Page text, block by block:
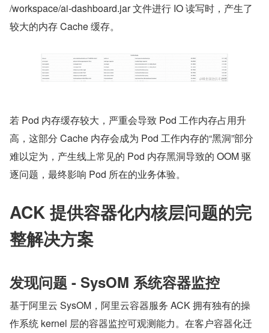
/workspace/ai-dashboard.jar 文件进行 IO 读写时，产生了
较大的内存 Cache 缓存。
若 Pod 内存缓存较大，严重会导致 Pod 工作内存占用升
高，这部分 Cache 内存会成为 Pod 工作内存的“黑洞”部分
难以定为，产生线上常见的 Pod 内存黑洞导致的 OOM 驱
逐问题，最终影响 Pod 所在的业务体验。
ACK 提供容器化内核层问题的完
整解决方案
发现问题 - SysOM 系统容器监控
基于阿里云 SysOM，阿里云容器服务 ACK 拥有独有的操
作系统 kernel 层的容器监控可观测能力。在客户容器化迁